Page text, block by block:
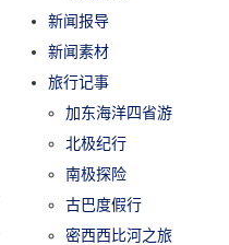
新闻报导
新闻素材
旅行记事
加东海洋四省游
北极纪行
南极探险
古巴度假行
密西西比河之旅